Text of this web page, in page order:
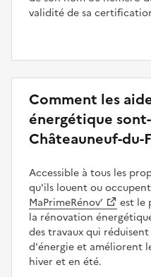
validité de sa
Comment les
énergétique
Châteauneuf-du-
Accessible à tous les
qu'ils louent ou
MaPrimeRénov’
est le
la rénovation
des travaux qui
d'énergie et améliorent
hiver et en été.